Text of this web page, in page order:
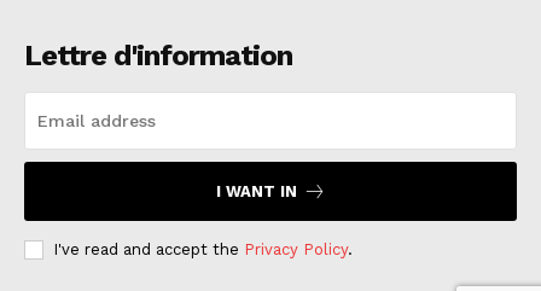
Lettre d'information
I WANT IN
I've read and accept the Privacy Policy.